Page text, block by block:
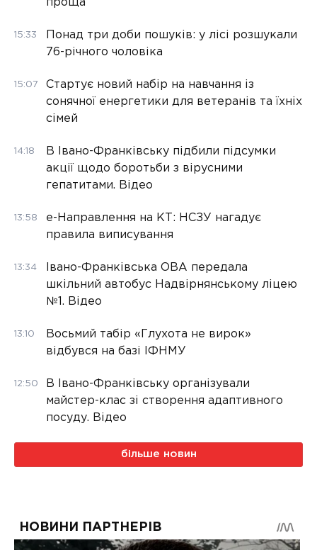
проща
15:33
Понад три доби пошуків: у лісі розшукали
76-річного чоловіка
15:07
Стартує новий набір на навчання із
сонячної енергетики для ветеранів та їхніх
сімей
14:18
В Івано-Франківську підбили підсумки
акції щодо боротьби з вірусними
гепатитами. Відео
13:58
е-Направлення на КТ: НСЗУ нагадує
правила виписування
13:34
Івано-Франківська ОВА передала
шкільний автобус Надвірнянському ліцею
№1. Відео
13:10
Восьмий табір «Глухота не вирок»
відбувся на базі ІФНМУ
12:50
В Івано-Франківську організували
майстер-клас зі створення адаптивного
посуду. Відео
більше новин